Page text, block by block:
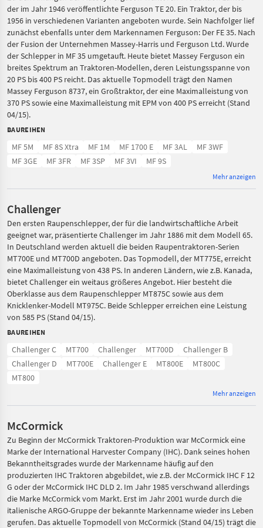
der im Jahr 1946 veröffentlichte Ferguson TE 20. Ein Traktor, der bis
1956 in verschiedenen Varianten angeboten wurde. Sein Nachfolger lief
zunächst ebenfalls unter dem Markennamen Ferguson: Der FE 35. Nach
der Fusion der Unternehmen Massey-Harris und Ferguson Ltd. Wurde
der Schlepper in MF 35 umgetauft. Heute bietet Massey Ferguson ein
breites Spektrum an Traktoren-Modellen, deren Leistungsspanne von
20 PS bis 400 PS reicht. Das aktuelle Topmodell trägt den Namen
Massey Ferguson 8737, ein Großtraktor, der eine Maximalleistung von
370 PS sowie eine Maximalleistung mit EPM von 400 PS erreicht (Stand
04/15).
BAUREIHEN
MF 5M MF 8S Xtra MF 1M MF 1700 E MF 3AL
MF 3WF
MF 3GE
MF 3FR MF 3SP MF 3VI MF 9S
Mehr anzeigen
Challenger
Den ersten Raupenschlepper, der für die landwirtschaftliche Arbeit
geeignet war, präsentierte Challenger im Jahr 1886 mit dem Modell 65.
In Deutschland werden aktuell die beiden Raupentraktoren-Serien
MT700E und MT700D angeboten. Das Topmodell, der MT775E, erreicht
eine Maximalleistung von 438 PS. In anderen Ländern, wie z.B. Kanada,
bietet Challenger ein weitaus größeres Angebot. Hier besteht die
Oberklasse aus dem Raupenschlepper MT875C sowie aus dem
Knicklenker-Modell MT975C. Beide Schlepper erreichen eine Leistung
von 585 PS (Stand 04/15).
BAUREIHEN
Challenger C MT700 Challenger MT700D
Challenger B
Challenger D
MT700E Challenger E MT800E
MT800C
MT800
Mehr anzeigen
McCormick
Zu Beginn der McCormick Traktoren-Produktion war McCormick eine
Marke der International Harvester Company (IHC). Dank seines hohen
Bekanntheitsgrades wurde der Markenname häufig auf den
produzierten IHC Traktoren abgebildet, wie z.B. der McCormick IHC F 12
G oder der McCormick IHC DLD 2. Im Jahr 1985 verschwand allerdings
die Marke McCormick vom Markt. Erst im Jahr 2001 wurde durch die
italienische ARGO-Gruppe der bekannte Markenname wieder ins Leben
gerufen. Das aktuelle Topmodell von McCormick (Stand 04/15) trägt die